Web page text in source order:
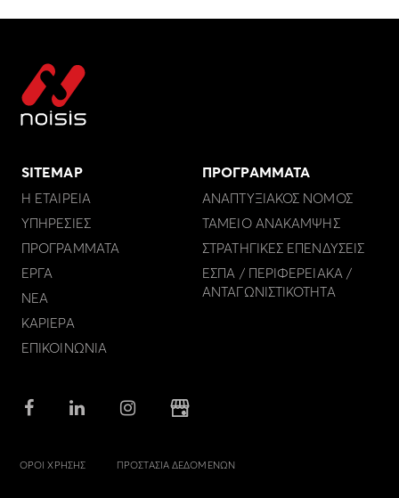
SITEMAP
Η ΕΤΑΙΡΕΙΑ
ΥΠΗΡΕΣΙΕΣ
ΠΡΟΓΡΑΜΜΑΤΑ
ΕΡΓΑ
ΝΕΑ
ΚΑΡΙΕΡΑ
ΕΠΙΚΟΙΝΩΝΙΑ
ΠΡΟΓΡΑΜΜΑΤΑ
ΑΝΑΠΤΥΞΙΑΚΟΣ ΝΟΜΟΣ
ΤΑΜΕΙΟ ΑΝΑΚΑΜΨΗΣ
ΣΤΡΑΤΗΓΙΚΕΣ ΕΠΕΝΔΥΣΕΙΣ
ΕΣΠΑ / ΠΕΡΙΦΕΡΕΙΑΚΑ /
ΑΝΤΑΓΩΝΙΣΤΙΚΟΤΗΤΑ
ΟΡΟΙ ΧΡΗΣΗΣ ΠΡΟΣΤΑΣΙΑ ΔΕΔΟΜΕΝΩΝ